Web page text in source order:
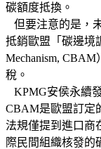
碳額度抵換。
但要注意的是，
抵銷歐盟「碳邊境
Mechanism,
稅。
KPMG安侯永續
CBAM是歐盟訂定
法規僅提到進口商
際民間組織核發的